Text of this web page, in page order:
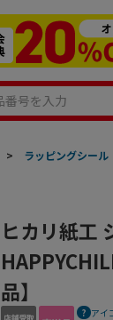
> ラッピングシール
ヒカリ紙工
品】
アイ